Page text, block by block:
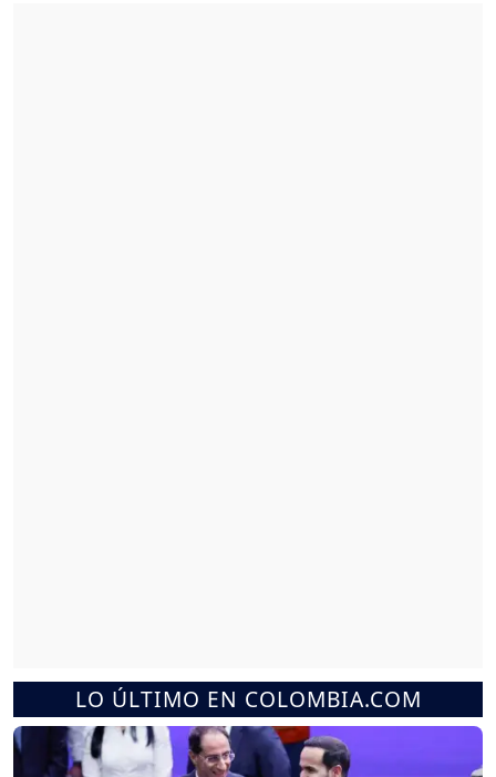
LO ÚLTIMO EN COLOMBIA.COM